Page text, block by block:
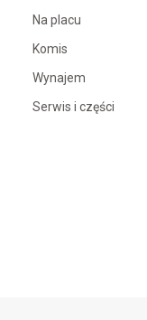
Na placu
Komis
Wynajem
Serwis i części